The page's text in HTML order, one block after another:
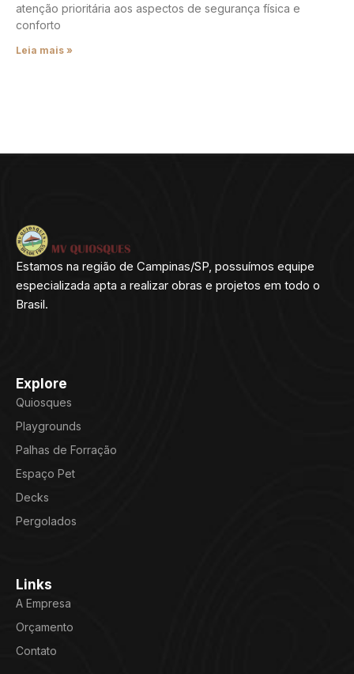
atenção prioritária aos aspectos de segurança física e
conforto
Leia mais »
Estamos na região de Campinas/SP, possuímos equipe
especializada apta a realizar obras e projetos em todo o
Brasil.
Explore
Quiosques
Playgrounds
Palhas de Forração
Espaço Pet
Decks
Pergolados
Links
A Empresa
Orçamento
Contato